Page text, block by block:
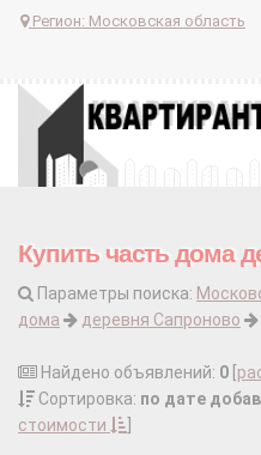
Регион: Московская область
Купить часть дома
Параметры поиска:
дома
деревня Сапроново
Найдено объявлений: 0
Сортировка: по дате
стоимости